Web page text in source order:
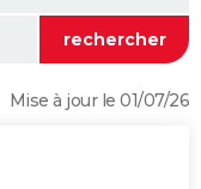
Mise à jour le 01/07/26